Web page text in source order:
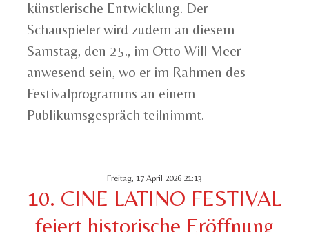
künstlerische Entwicklung. Der
Schauspieler wird zudem an diesem
Samstag, den 25., im Otto Will Meer
anwesend sein, wo er im Rahmen des
Festivalprogramms an einem
Publikumsgespräch teilnimmt.
Freitag, 17 April 2026 21:13
10. CINE LATINO FESTIVAL
feiert historische Eröffnung